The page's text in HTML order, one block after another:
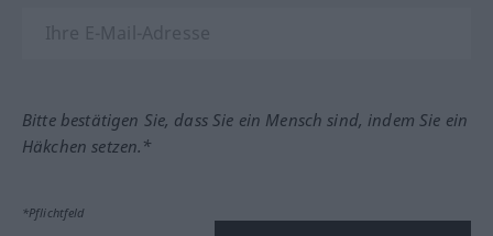
Bitte bestätigen Sie, dass Sie ein Mensch sind, indem Sie ein
Häkchen setzen.*
*Pflichtfeld